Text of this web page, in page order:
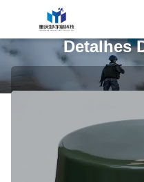
Detalhes